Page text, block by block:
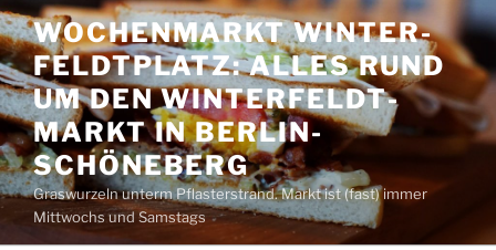
Zum
Inhalt
springen
WOCHENMARKT WINTER­
FELDT­PLATZ: ALLES RUND
UM DEN WINTER­FELDT­
MARKT IN BERLIN-
SCHÖNEBERG
Graswurzeln unterm Pflasterstrand. Markt ist (fast) immer
Mittwochs und Samstags